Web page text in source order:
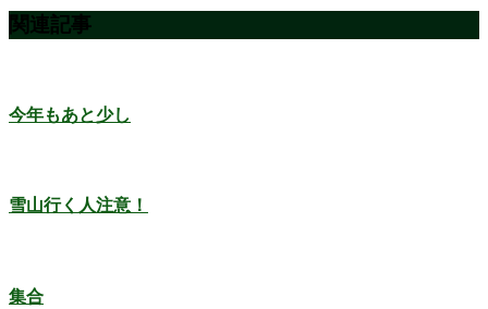
関連記事
今年もあと少し
雪山行く人注意！
集合